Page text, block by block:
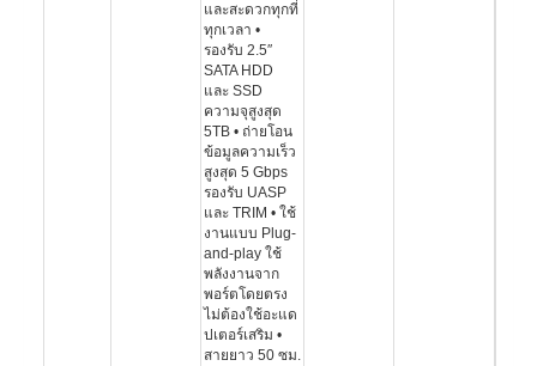
และสะดวกทุกที่
ทุกเวลา •
รองรับ 2.5″
SATA HDD
และ SSD
ความจุสูงสุด
5TB • ถ่ายโอน
ข้อมูลความเร็ว
สูงสุด 5 Gbps
รองรับ UASP
และ TRIM • ใช้
งานแบบ Plug-
and-play ใช้
พลังงานจาก
พอร์ตโดยตรง
ไม่ต้องใช้อะแด
ปเตอร์เสริม •
สายยาว 50 ซม.